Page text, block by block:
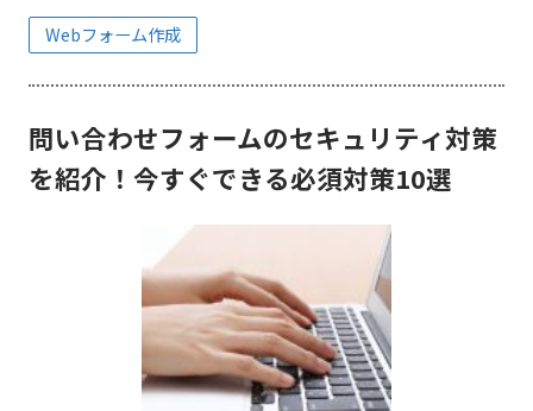
Webフォーム作成
問い合わせフォームのセキュリティ対策
を紹介！今すぐできる必須対策10選